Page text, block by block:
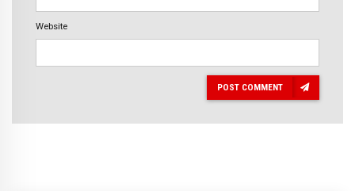
Website
POST COMMENT